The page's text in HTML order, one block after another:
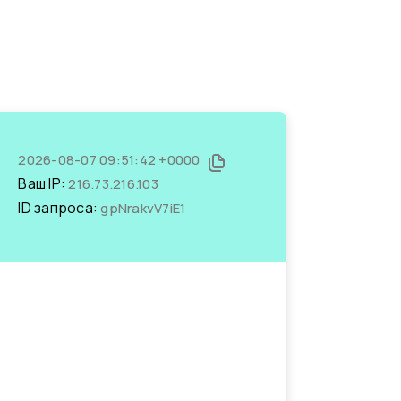
2026-08-07 09:51:42 +0000
Ваш IP:216.73.216.103
ID запроса:gpNrakvV7iE1